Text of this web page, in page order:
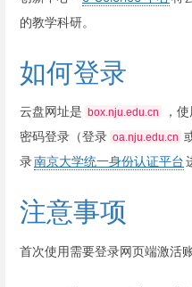
的教学科研。
如何登录
云盘网址是 box.nju.edu.cn
，
密码登录（登录 oa.nju.edu.cn
录南京大学统一身份认证平台
注意事项
首次使用需要登录网页端激活